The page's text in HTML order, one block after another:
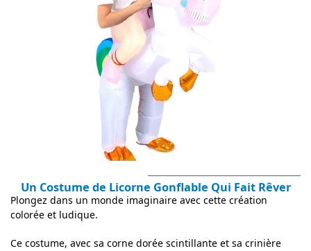
Un Costume de Licorne Gonflable Qui Fait Rêver
Plongez dans un monde imaginaire avec cette création
colorée et ludique.
Ce costume, avec sa corne dorée scintillante et sa crinière